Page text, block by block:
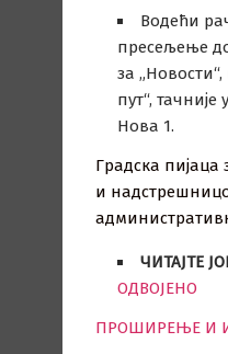
Водећи
пресељење
за
пут“,
Нова 1.
Градска
и
ЧИТАЈТЕ
ОДВОЈЕНО
ПРОШИРЕЊЕ И